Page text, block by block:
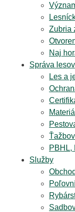
Zubria
Naj
Správa lesov
Les a
PBHL,
Služby